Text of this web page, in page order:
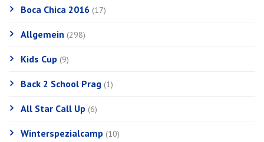
Boca Chica 2016 (17)
Allgemein (298)
Kids Cup (9)
Back 2 School Prag (1)
All Star Call Up (6)
Winterspezialcamp (10)